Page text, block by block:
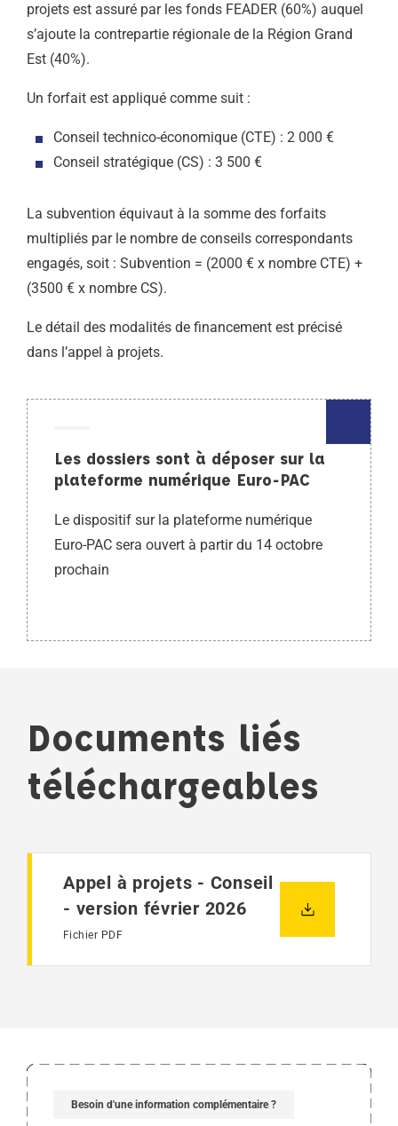
projets est assuré par les fonds FEADER (60%) auquel
s’ajoute la contrepartie régionale de la Région Grand
Est (40%).
Un forfait est appliqué comme suit :
Conseil technico-économique (CTE) : 2 000 €
Conseil stratégique (CS) : 3 500 €
La subvention équivaut à la somme des forfaits
multipliés par le nombre de conseils correspondants
engagés, soit : Subvention = (2000 € x nombre CTE) +
(3500 € x nombre CS).
Le détail des modalités de financement est précisé
dans l’appel à projets.
Les dossiers sont à déposer sur la
plateforme numérique Euro-PAC
Le dispositif sur la plateforme numérique
Euro-PAC sera ouvert à partir du 14 octobre
prochain
Documents liés
téléchargeables
Appel à projets - Conseil
- version février 2026
Fichier PDF
Besoin d'une information complémentaire ?